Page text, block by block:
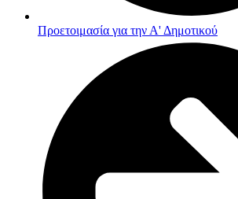
Προετοιμασία για την Α' Δημοτικού